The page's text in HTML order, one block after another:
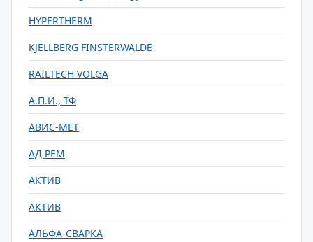
HYPERTHERM
KJELLBERG FINSTERWALDE
RAILTECH VOLGA
А.П.И., ТФ
АВИС-МЕТ
АД РЕМ
АКТИВ
АКТИВ
АЛЬФА-СВАРКА